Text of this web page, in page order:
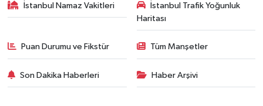
İstanbul Namaz Vakitleri
İstanbul Trafik Yoğunluk
Haritası
Puan Durumu ve Fikstür Tüm Manşetler
Son Dakika Haberleri Haber Arşivi